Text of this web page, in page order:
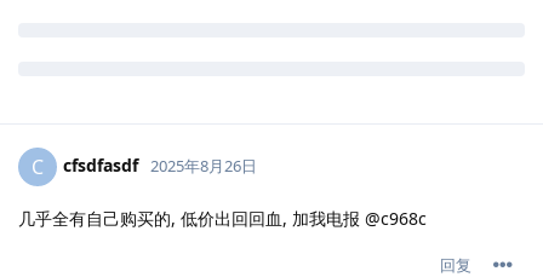
C cfsdfasdf 2025年8月26日
几乎全有自己购买的, 低价出回回血, 加我电报 @c968c
回复